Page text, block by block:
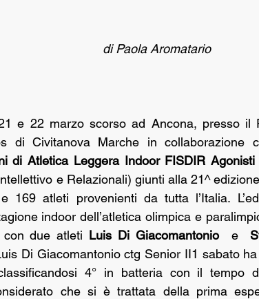
di Paola Aromatario
e 22 marzo scorso ad Ancona, presso il
di Atletica Leggera Indoor FISDIR Agonisti
e Relazionali) giunti alla 21^
169 atleti provenienti da tutta l’Italia.
indoor dell’atletica olimpica e
due atleti Luis Di Giacomantonio e
Di Giacomantonio ctg Senior II1 sabato
4° in batteria con il tempo
che si è trattata della prima